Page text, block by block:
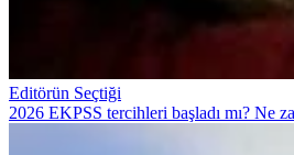
Editörün Seçtiği
2026 EKPSS tercihleri başladı mı? Ne